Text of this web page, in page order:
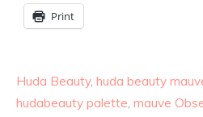
Print
Huda Beauty, huda beauty
hudabeauty palette, mauve